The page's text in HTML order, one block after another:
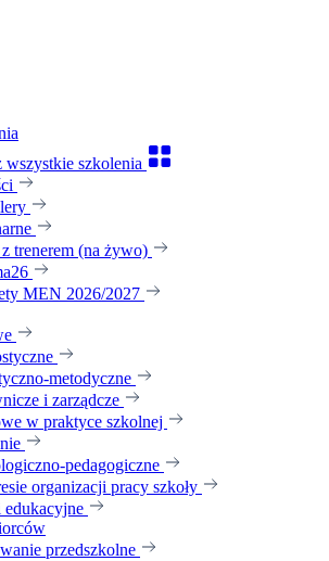
wszystkie szkolenia
trenerem (na żywo)
MEN 2026/2027
metodyczne
i zarządcze
w praktyce szkolnej
pedagogiczne
organizacji pracy szkoły
przedszkolne